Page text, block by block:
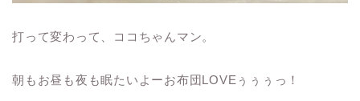
打って変わって、ココちゃんマン。
朝もお昼も夜も眠たいよーお布団LOVEぅぅぅっ！